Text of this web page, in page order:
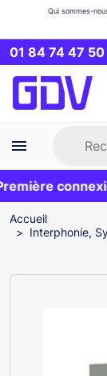
01 84 74 47 50
Qui sommes-
Première
et livraison
EXCLU
Accueil
Interphonie,